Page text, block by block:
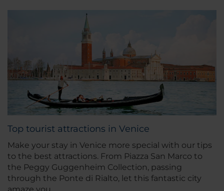
Top tourist attractions in Venice
Make your stay in Venice more special with our tips
to the best attractions. From Piazza San Marco to
the Peggy Guggenheim Collection, passing
through the Ponte di Rialto, let this fantastic city